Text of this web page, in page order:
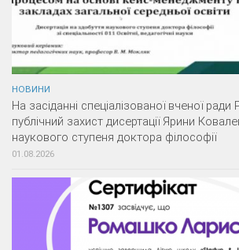
НОВИНИ
На засіданні спеціалізованої вченої ради
публічний захист дисертації Ярини
наукового ступеня доктора філософії
01.08.2026